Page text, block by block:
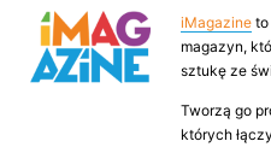
iMagazine to
magazyn,
sztukę ze
Tworzą go
których